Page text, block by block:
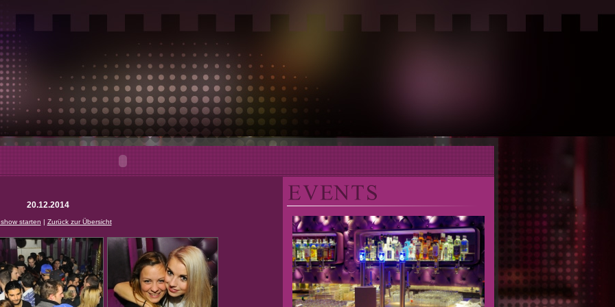
20.12.2014
starten | Zurück zur Übersicht